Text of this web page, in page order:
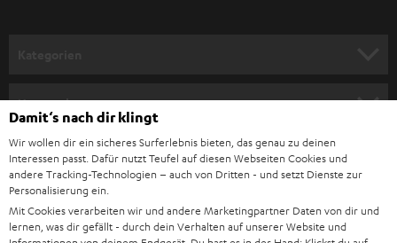
e
l
d
u
n
g
SOUNDBAR
HIFI-LAUTSPRECHER
Unternehmen
SUPPORT
KARRIERE
PRESSE & MARKETING
Teufel Onlineshops
DEUTSCHLAND
Damit‘s nach dir klingt
Wir wollen dir ein sicheres Surferlebnis bieten, das genau zu deinen
Interessen passt. Dafür nutzt Teufel auf diesen Webseiten Cookies und
andere Tracking-Technologien – auch von Dritten - und setzt Dienste zur
Personalisierung ein.
Mit Cookies verarbeiten wir und andere Marketingpartner Daten von dir und
lernen, was dir gefällt - durch dein Verhalten auf unserer Website und